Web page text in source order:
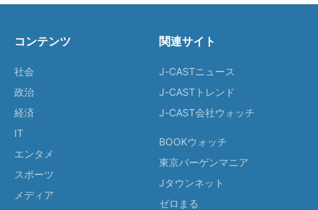
コンテンツ
社会
政治
経済
IT
エンタメ
スポーツ
メディア
関連サイト
J-CASTニュース
J-CASTトレンド
J-CAST会社ウォッチ
BOOKウォッチ
東京バーゲンマニア
Jタウンネット
ゼロまる